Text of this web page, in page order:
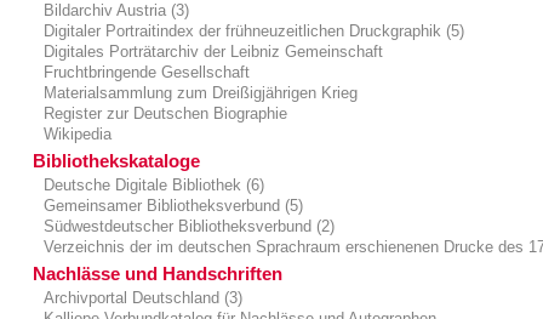
Bildarchiv Austria (3)
Digitaler Portraitindex der frühneuzeitlichen Druckgraphik (5)
Digitales Porträtarchiv der Leibniz Gemeinschaft
Fruchtbringende Gesellschaft
Materialsammlung zum Dreißigjährigen Krieg
Register zur Deutschen Biographie
Wikipedia
Bibliothekskataloge
Deutsche Digitale Bibliothek (6)
Gemeinsamer Bibliotheksverbund (5)
Südwestdeutscher Bibliotheksverbund (2)
Verzeichnis der im deutschen Sprachraum erschienenen Drucke des
Nachlässe und Handschriften
Archivportal Deutschland (3)